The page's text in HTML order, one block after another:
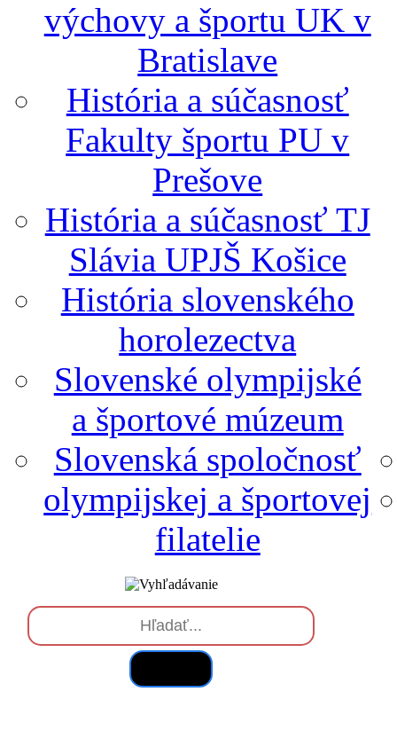
výchovy a športu UK v
Bratislave
História a súčasnosť
Fakulty športu PU v
Prešove
História a súčasnosť TJ
Slávia UPJŠ Košice
História slovenského
horolezectva
Slovenské olympijské
a športové múzeum
Slovenská spoločnosť
olympijskej a športovej
filatelie